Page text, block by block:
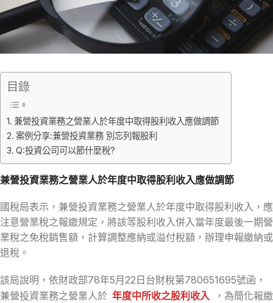
目錄
兼營投資業務之營業人於年度中取得股利收入應做調節
案例分享:兼營投資業務 別忘列報股利
Q:投資公司可以節什麼稅?
兼營投資業務之營業人於年度中取得股利收入應做調節
國稅局表示，兼營投資業務之營業人於年度中取得股利收入，應
注意營業稅之報繳規定，將該等股利收入併入當年度最後一期營
業稅之免稅銷售額，計算調整應納或溢付稅額，辦理申報繳納或
退稅。
該局說明，依財政部78年5月22日台財稅第780651695號函，
兼營投資業務之營業人於 年度中所收之股利收入
，為簡化報繳